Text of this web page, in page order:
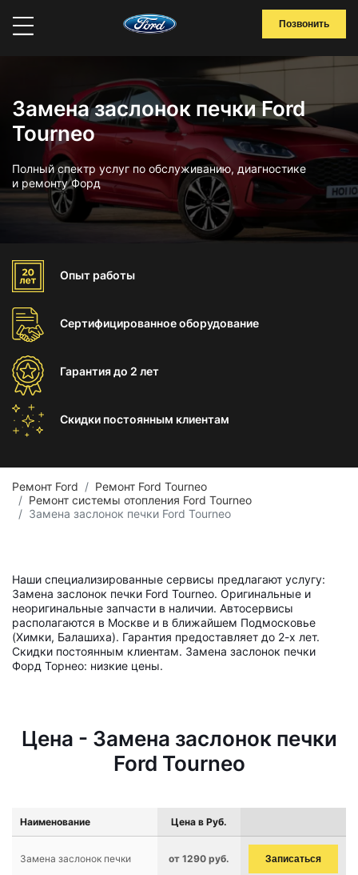
Позвонить
Замена заслонок печки Ford
Tourneo
Полный спектр услуг по обслуживанию, диагностике
и ремонту Форд
Опыт работы
Сертифицированноеоборудование
Гарантиядо 2 лет
Скидки постоянным клиентам
Ремонт Ford
Ремонт Ford Tourneo
Ремонт системы отопления Ford Tourneo
Замена заслонок печки Ford Tourneo
Наши специализированные сервисы предлагают услугу:
Замена заслонок печки Ford Tourneo. Оригинальные и
неоригинальные запчасти в наличии. Автосервисы
располагаются в Москве и в ближайшем Подмосковье
(Химки, Балашиха). Гарантия предоставляет до 2-х лет.
Скидки постоянным клиентам. Замена заслонок печки
Форд Торнео: низкие цены.
Цена - Замена заслонок печки
Ford Tourneo
Наименование Цена в Руб.
Замена заслонок печки от 1290 руб. Записаться